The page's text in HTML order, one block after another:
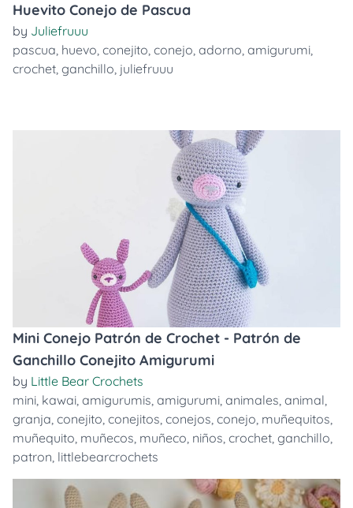
Huevito Conejo de Pascua
by Juliefruuu
pascua, huevo, conejito, conejo, adorno, amigurumi,
crochet, ganchillo, juliefruuu
Mini Conejo Patrón de Crochet - Patrón de
Ganchillo Conejito Amigurumi
by Little Bear Crochets
mini, kawai, amigurumis, amigurumi, animales, animal,
granja, conejito, conejitos, conejos, conejo, muñequitos,
muñequito, muñecos, muñeco, niños, crochet, ganchillo,
patron, littlebearcrochets